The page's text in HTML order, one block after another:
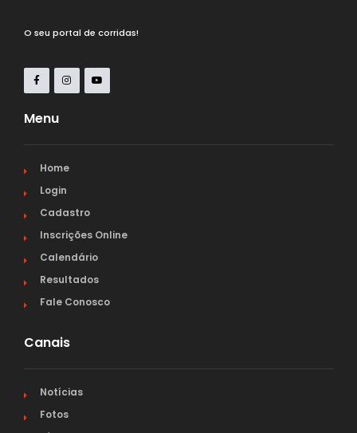
O seu portal de corridas!
Menu
Home
Login
Cadastro
Inscrições Online
Calendário
Resultados
Fale Conosco
Canais
Notícias
Fotos